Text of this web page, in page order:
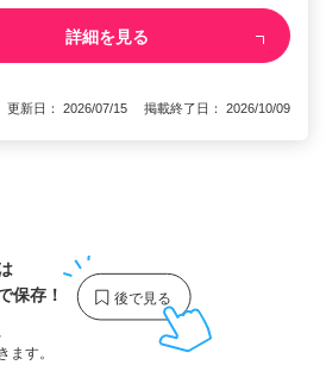
詳細を見る
更新日： 2026/07/15 掲載終了日： 2026/10/09
保存！
ます。